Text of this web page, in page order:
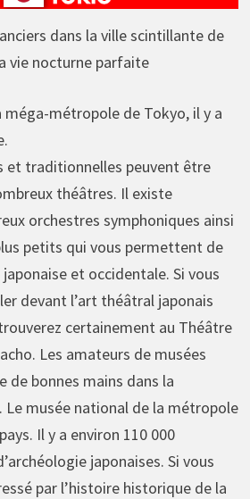
dans la ville scintillante de
vie nocturne parfaite
méga-métropole de Tokyo, il y a
et traditionnelles peuvent être
théâtres. Il existe
orchestres symphoniques ainsi
petits qui vous permettent de
et occidentale. Si vous
devant l’art théâtral japonais
certainement au Théâtre
Les amateurs de musées
bonnes mains dans la
musée national de la métropole
Il y a environ 110 000
japonaises. Si vous
par l’histoire historique de la